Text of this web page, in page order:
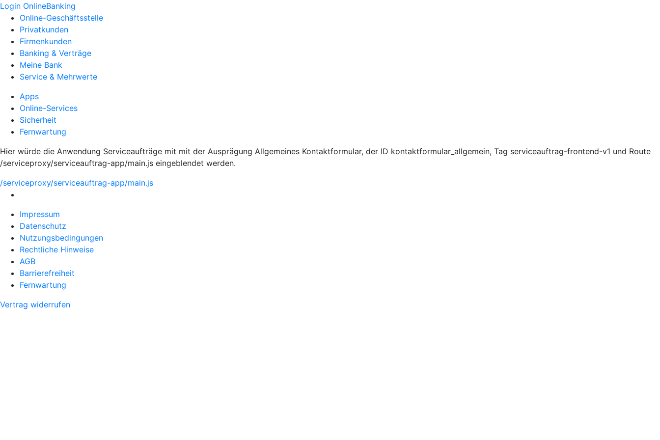
Login OnlineBanking
Online-Geschäftsstelle
Privatkunden
Firmenkunden
Banking & Verträge
Meine Bank
Service & Mehrwerte
Apps
Online-Services
Sicherheit
Fernwartung
Hier würde die Anwendung Serviceaufträge mit mit der Ausprägung Allgemeines Kontaktformular, der ID kontaktformular_allgemein, Tag serviceauftrag-frontend-v1 und Route
/serviceproxy/serviceauftrag-app/main.js eingeblendet werden.
/serviceproxy/serviceauftrag-app/main.js
Impressum
Datenschutz
Nutzungsbedingungen
Rechtliche Hinweise
AGB
Barrierefreiheit
Fernwartung
Vertrag widerrufen